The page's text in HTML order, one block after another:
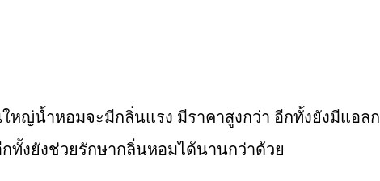
หญ่น้ำหอมจะมีกลิ่นแรง มีราคาสูงกว่า อีกทั้งยังมีแอ
ทั้งยังช่วยรักษากลิ่นหอมได้นานกว่าด้วย